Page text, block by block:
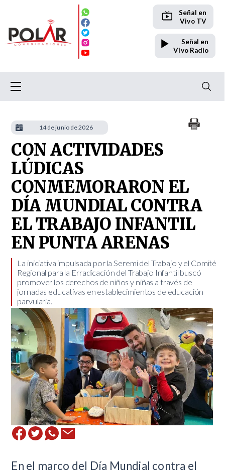
Señal en
Vivo TV
Señal en
Vivo Radio
CON ACTIVIDADES
LÚDICAS
CONMEMORARON EL
DÍA MUNDIAL CONTRA
EL TRABAJO INFANTIL
EN PUNTA ARENAS
La iniciativa impulsada por la Seremi del Trabajo y el Comité
Regional para la Erradicación del Trabajo Infantil buscó
promover los derechos de niños y niñas a través de
jornadas educativas en establecimientos de educación
parvularia.
En el marco del Día Mundial contra el
14 de junio de 2026